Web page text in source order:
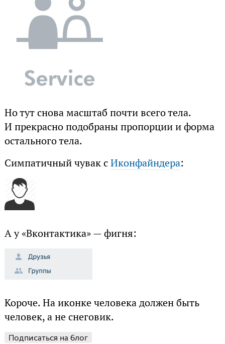
Но тут снова масштаб почти всего тела.
И прекрасно подобраны пропорции и форма
остального тела.
Симпатичный чувак сИконфайндера:
А у «Вконтактика» — фигня:
Короче. На иконке человека должен быть
человек, а не снеговик.
Подписаться на блог